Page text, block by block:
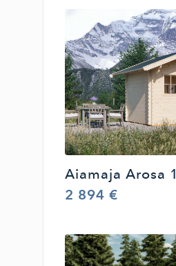
Aiamaja Arosa 1
2 894 €